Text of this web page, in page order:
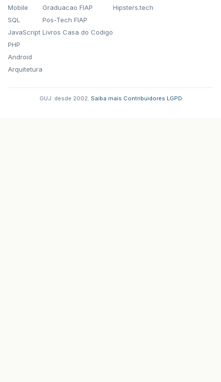
Mobile
SQL
JavaScript
PHP
Android
Arquitetura
Graduacao FIAP
Pos-Tech FIAP
Livros Casa do Codigo
Hipsters.tech
GUJ: desde 2002. Saiba mais Contribuidores LGPD